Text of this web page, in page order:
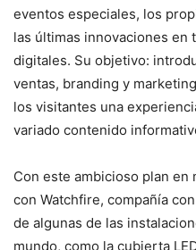
eventos especiales, los
las últimas innovaciones en
digitales. Su objetivo:
ventas, branding y
los visitantes una
variado contenido
Con este ambicioso plan en
con Watchfire, compañía
de algunas de las
mundo, como la cubierta